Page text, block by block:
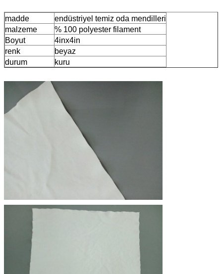
madde
endüstriyel temiz oda mendilleri
malzeme
% 100 polyester filament
Boyut
4inx4in
renk
beyaz
durum
kuru